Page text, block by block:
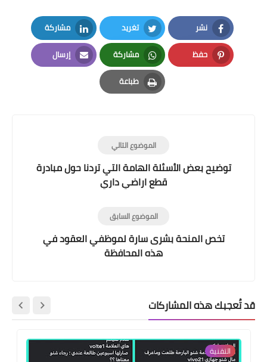
نشر
Facebook
تغريد
Twitter
مشاركة
LinkedIn
حفظ
Pinterest
مشاركة
Whatsapp
إرسال
Email
طباعة
Print
الموضوع التالي
توضيح بعض الأسئلة الهامة التي تردنا حول مبادرة
قطع اراضي داري
الموضوع السابق
تخص المنحة بشرى سارة لموظفي العقود في
هذه المحافظة
قد تُعجبك هذه المشاركات
التقنية